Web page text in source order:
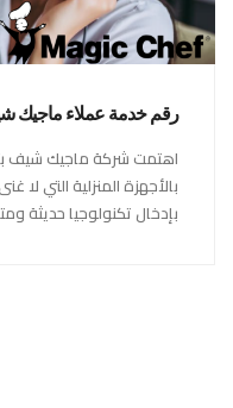
رقم خدمة عملاء ماجيك
اهتمت شركة ماجيك شيف
بالأجهزة المنزلية التي
بإدخال تكنولوجيا حديثة